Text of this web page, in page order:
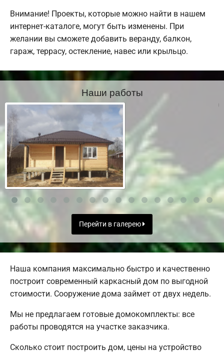
Внимание! Проекты, которые можно найти в нашем
интернет-каталоге, могут быть изменены. При
желании вы сможете добавить веранду, балкон,
гараж, террасу, остекление, навес или крыльцо.
Наши работы
Перейти в галерею
Наша компания максимально быстро и качественно
построит современный каркасный дом по выгодной
стоимости. Сооружение дома займет от двух недель.
Мы не предлагаем готовые домокомплекты: все
работы проводятся на участке заказчика.
Сколько стоит построить дом, цены на устройство